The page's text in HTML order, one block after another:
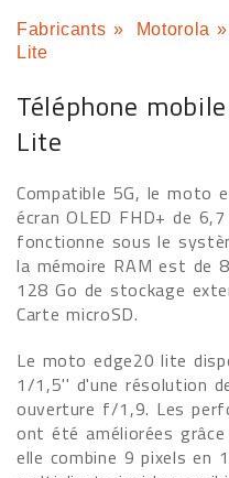
Fabricants » Motorola »
Lite
Téléphone
Lite
Compatible 5G, le moto
écran OLED FHD+ de
fonctionne sous le
la mémoire RAM est de
128 Go de stockage
Carte microSD.
Le moto edge20 lite
1/1,5'' d'une résolution
ouverture f/1,9. Les
ont été améliorées
elle combine 9 pixels en